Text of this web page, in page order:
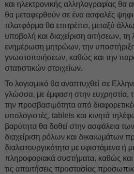
και ηλεκτρονικής αλληλογραφίας θα
θα μεταφερθούν σε ένα ασφαλές
πλατφόρμα θα επιτρέπει, μεταξύ
υποβολή και διαχείριση αιτήσεων, τη
ενημέρωση μητρώων, την
γνωστοποιήσεων, καθώς και την
στατιστικών στοιχείων.
Το λογισμικό θα αναπτυχθεί σε
γλώσσα, με έμφαση στην ευχρηστία,
την προσβασιμότητα από
υπολογιστές, tablets και κινητά
βαρύτητα θα δοθεί στην ασφάλεια
διαχείριση ρόλων και δικαιωμάτων
διαλειτουργικότητα με υφιστάμενα ή
πληροφοριακά συστήματα, καθώς
τις απαιτήσεις προστασίας